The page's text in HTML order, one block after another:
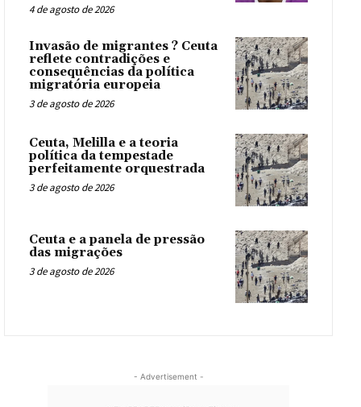
4 de agosto de 2026
Invasão de migrantes ? Ceuta
reflete contradições e
consequências da política
migratória europeia
3 de agosto de 2026
Ceuta, Melilla e a teoria
política da tempestade
perfeitamente orquestrada
3 de agosto de 2026
Ceuta e a panela de pressão
das migrações
3 de agosto de 2026
- Advertisement -